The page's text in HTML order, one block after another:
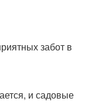
забот в
и садовые